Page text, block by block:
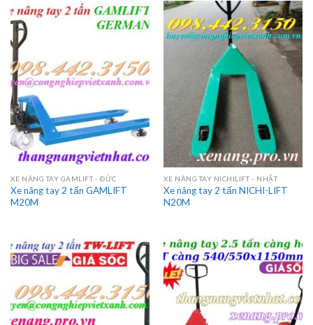
XE NÂNG TAY GAMLIFT - ĐỨC
Xe nâng tay 2 tấn GAMLIFT
M20M
XE NÂNG TAY NICHILIFT - NHẬT
Xe nâng tay 2 tấn NICHI-LIFT
N20M